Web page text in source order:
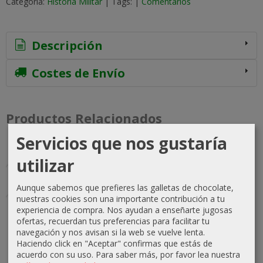
Descripción
Costes de Envío
Productos Relacionados
Agotado-10 %
Great
Battles of
Julius
Caesar...
108,68 €
Agotado-5 %
SPQR Deluxe
Edition 2nd
Printing
104,74 €
Servicios que nos gustaría
utilizar
Aunque sabemos que prefieres las galletas de chocolate,
nuestras cookies son una importante contribución a tu
experiencia de compra. Nos ayudan a enseñarte jugosas
ofertas, recuerdan tus preferencias para facilitar tu
navegación y nos avisan si la web se vuelve lenta.
Haciendo click en "Aceptar" confirmas que estás de
acuerdo con su uso. Para saber más, por favor lea nuestra